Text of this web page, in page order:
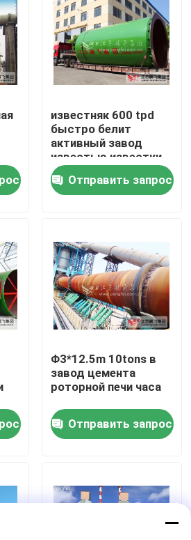
линия известки
оборудование цемента
известняк 600 tpd
быстро белит
активный завод
известью известки
Отправить запрос
Φ3*12.5m 10tons в
завод цемента
роторной печи часа
Отправить запрос